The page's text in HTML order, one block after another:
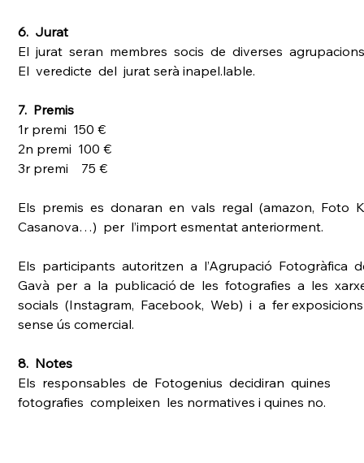
6.  Jurat
El  jurat  seran  membres  socis  de  diverses
El  veredicte  del  jurat serà inapel.lable.
7.  Premis
1r premi  150 €
2n premi  100 €
3r premi    75 €
Els  premis  es  donaran  en  vals  regal  (amazon,  Foto
Casanova…)  per  l’import esmentat anteriorment.
Els  participants  autoritzen  a  l’Agrupació  Fotogràfica
Gavà  per  a  la  publicació de  les  fotografies  a  les
socials  (Instagram,  Facebook,  Web)  i  a  fer
sense ús comercial.
8.  Notes
Els  responsables  de  Fotogenius  decidiran  quines
fotografies  compleixen  les normatives i quines no.